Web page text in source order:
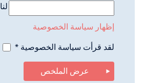
حماية البيانات مهمة جدًا بالنسبة لنا
إظهار سياسة الخصوصية
لقد قرأت سياسة الخصوصية *
عرض الملخص